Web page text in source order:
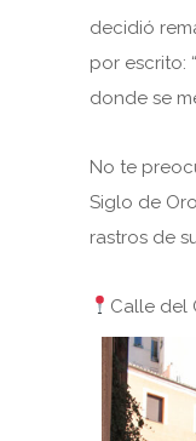
decidió
por escrito:
donde se
No te
Siglo de
rastros de
Calle del